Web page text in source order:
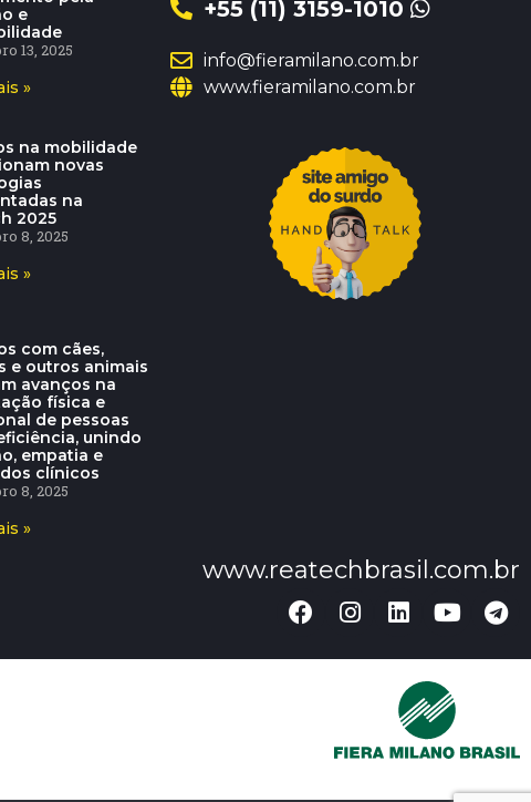
e
13, 2025
»
na mobilidade
novas
na
2025
8, 2025
»
com cães,
e outros animais
avanços na
física e
de pessoas
unindo
empatia e
clínicos
8, 2025
»
+55 (11) 3159-1010
info@fieramilano.com.br
www.fieramilano.com.br
www.reatechbrasil.com.br